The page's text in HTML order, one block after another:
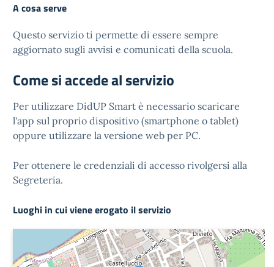
A cosa serve
Questo servizio ti permette di essere sempre
aggiornato sugli avvisi e comunicati della scuola.
Come si accede al servizio
Per utilizzare DidUP Smart è necessario scaricare
l'app sul proprio dispositivo (smartphone o tablet)
oppure utilizzare la versione web per PC.
Per ottenere le credenziali di accesso rivolgersi alla
Segreteria.
Luoghi in cui viene erogato il servizio